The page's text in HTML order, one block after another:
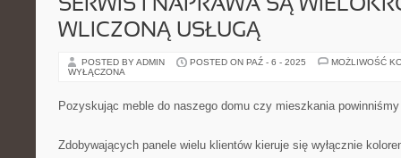
SERWIS I NAPRAWA SĄ
WLICZONĄ USŁUGĄ
POSTED BY ADMIN POSTED ON PAŹ - 6 - 2025
MOŻLIWOŚĆ
WYŁĄCZONA
Pozyskując meble do naszego domu czy mieszkania powinniśmy
Zdobywających panele wielu klientów kieruje się wyłącznie